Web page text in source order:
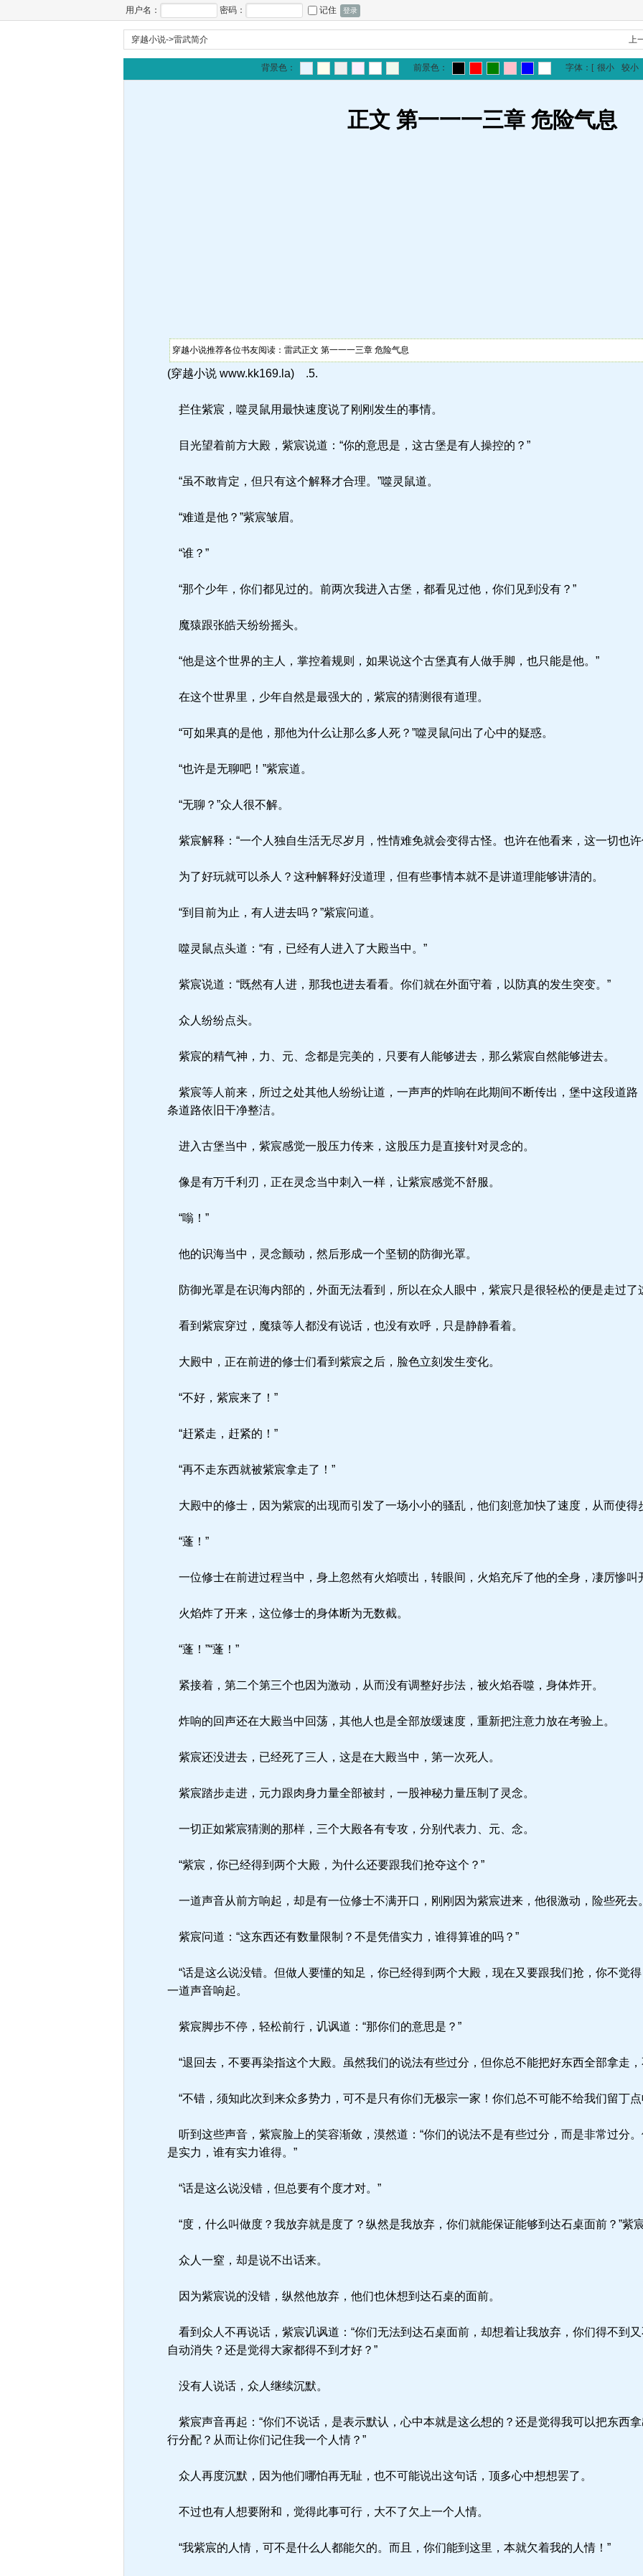
用户名： 密码： 记住
穿越小说->雷武简介 上
背景色： 前景色： 字体： [ 很小 较小
正文 第一一一三章 危险气息
穿越小说推荐各位书友阅读：雷武正文 第一一一三章 危险气息
(穿越小说 www.kk169.la) .5.
拦住紫宸，噬灵鼠用最快速度说了刚刚发生的事情。
目光望着前方大殿，紫宸说道：“你的意思是，这古堡是有人操控的？”
“虽不敢肯定，但只有这个解释才合理。”噬灵鼠道。
“难道是他？”紫宸皱眉。
“谁？”
“那个少年，你们都见过的。前两次我进入古堡，都看见过他，你们见到没有？”
魔猿跟张皓天纷纷摇头。
“他是这个世界的主人，掌控着规则，如果说这个古堡真有人做手脚，也只能是他。”
在这个世界里，少年自然是最强大的，紫宸的猜测很有道理。
“可如果真的是他，那他为什么让那么多人死？”噬灵鼠问出了心中的疑惑。
“也许是无聊吧！”紫宸道。
“无聊？”众人很不解。
紫宸解释：“一个人独自生活无尽岁月，性情难免就会变得古怪。也许在他看来，这一切也许
为了好玩就可以杀人？这种解释好没道理，但有些事情本就不是讲道理能够讲清的。
“到目前为止，有人进去吗？”紫宸问道。
噬灵鼠点头道：“有，已经有人进入了大殿当中。”
紫宸说道：“既然有人进，那我也进去看看。你们就在外面守着，以防真的发生突变。”
众人纷纷点头。
紫宸的精气神，力、元、念都是完美的，只要有人能够进去，那么紫宸自然能够进去。
紫宸等人前来，所过之处其他人纷纷让道，一声声的炸响在此期间不断传出，堡中这段道路
条道路依旧干净整洁。
进入古堡当中，紫宸感觉一股压力传来，这股压力是直接针对灵念的。
像是有万千利刃，正在灵念当中刺入一样，让紫宸感觉不舒服。
“嗡！”
他的识海当中，灵念颤动，然后形成一个坚韧的防御光罩。
防御光罩是在识海内部的，外面无法看到，所以在众人眼中，紫宸只是很轻松的便是走过了
看到紫宸穿过，魔猿等人都没有说话，也没有欢呼，只是静静看着。
大殿中，正在前进的修士们看到紫宸之后，脸色立刻发生变化。
“不好，紫宸来了！”
“赶紧走，赶紧的！”
“再不走东西就被紫宸拿走了！”
大殿中的修士，因为紫宸的出现而引发了一场小小的骚乱，他们刻意加快了速度，从而使得
“蓬！”
一位修士在前进过程当中，身上忽然有火焰喷出，转眼间，火焰充斥了他的全身，凄厉惨叫
火焰炸了开来，这位修士的身体断为无数截。
“蓬！”“蓬！”
紧接着，第二个第三个也因为激动，从而没有调整好步法，被火焰吞噬，身体炸开。
炸响的回声还在大殿当中回荡，其他人也是全部放缓速度，重新把注意力放在考验上。
紫宸还没进去，已经死了三人，这是在大殿当中，第一次死人。
紫宸踏步走进，元力跟肉身力量全部被封，一股神秘力量压制了灵念。
一切正如紫宸猜测的那样，三个大殿各有专攻，分别代表力、元、念。
“紫宸，你已经得到两个大殿，为什么还要跟我们抢夺这个？”
一道声音从前方响起，却是有一位修士不满开口，刚刚因为紫宸进来，他很激动，险些死去
紫宸问道：“这东西还有数量限制？不是凭借实力，谁得算谁的吗？”
“话是这么说没错。但做人要懂的知足，你已经得到两个大殿，现在又要跟我们抢，你不觉
一道声音响起。
紫宸脚步不停，轻松前行，讥讽道：“那你们的意思是？”
“退回去，不要再染指这个大殿。虽然我们的说法有些过分，但你总不能把好东西全部拿走
“不错，须知此次到来众多势力，可不是只有你们无极宗一家！你们总不可能不给我们留丁点
听到这些声音，紫宸脸上的笑容渐敛，漠然道：“你们的说法不是有些过分，而是非常过分
是实力，谁有实力谁得。”
“话是这么说没错，但总要有个度才对。”
“度，什么叫做度？我放弃就是度了？纵然是我放弃，你们就能保证能够到达石桌面前？”紫
众人一窒，却是说不出话来。
因为紫宸说的没错，纵然他放弃，他们也休想到达石桌的面前。
看到众人不再说话，紫宸讥讽道：“你们无法到达石桌面前，却想着让我放弃，你们得不到
自动消失？还是觉得大家都得不到才好？”
没有人说话，众人继续沉默。
紫宸声音再起：“你们不说话，是表示默认，心中本就是这么想的？还是觉得我可以把东西
行分配？从而让你们记住我一个人情？”
众人再度沉默，因为他们哪怕再无耻，也不可能说出这句话，顶多心中想想罢了。
不过也有人想要附和，觉得此事可行，大不了欠上一个人情。
“我紫宸的人情，可不是什么人都能欠的。而且，你们能到这里，本就欠着我的人情！”